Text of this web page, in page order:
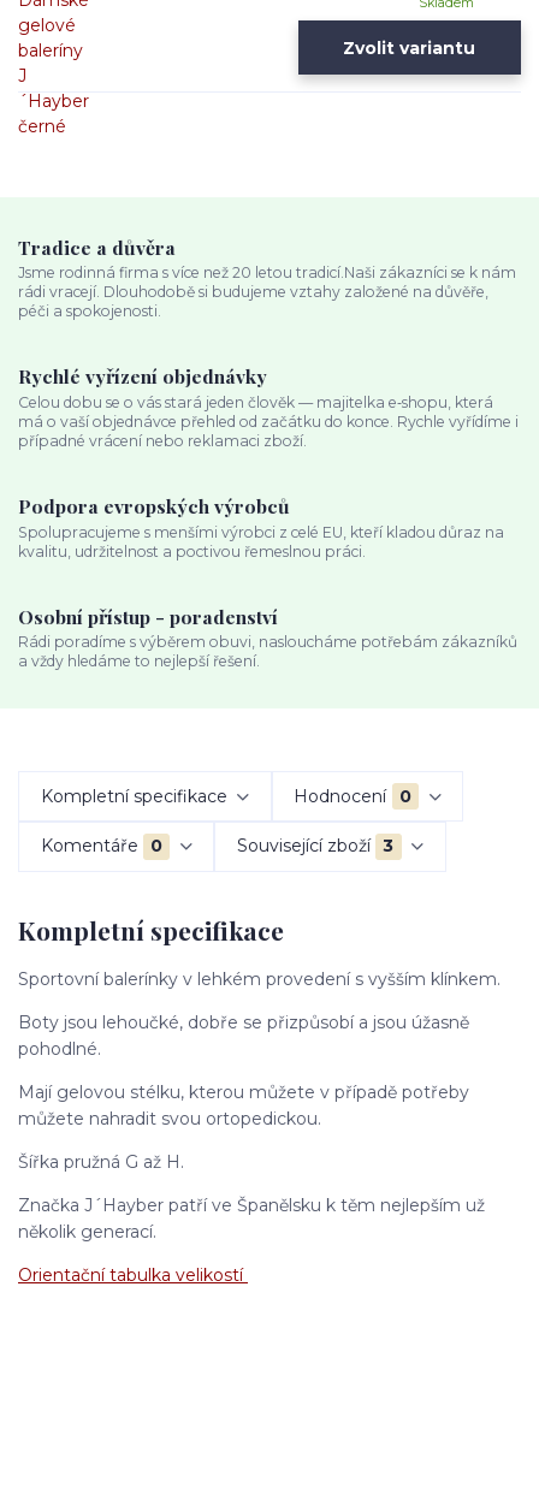
Zvolit variantu
Tradice a důvěra
Jsme rodinná firma s více než 20 letou tradicí.Naši zákazníci se k nám
rádi vracejí. Dlouhodobě si budujeme vztahy založené na důvěře,
péči a spokojenosti.
Rychlé vyřízení objednávky
Celou dobu se o vás stará jeden člověk — majitelka e‑shopu, která
má o vaší objednávce přehled od začátku do konce. Rychle vyřídíme i
případné vrácení nebo reklamaci zboží.
Podpora evropských výrobců
Spolupracujeme s menšími výrobci z celé EU, kteří kladou důraz na
kvalitu, udržitelnost a poctivou řemeslnou práci.
Osobní přístup - poradenství
Rádi poradíme s výběrem obuvi, nasloucháme potřebám zákazníků
a vždy hledáme to nejlepší řešení.
Kompletní specifikace Hodnocení 0
Komentáře 0 Související zboží 3
Kompletní specifikace
Sportovní balerínky v lehkém provedení s vyšším klínkem.
Boty jsou lehoučké, dobře se přizpůsobí a jsou úžasně
pohodlné.
Mají gelovou stélku, kterou můžete v případě potřeby
můžete nahradit svou ortopedickou.
Šířka pružná G až H.
Značka J´Hayber patří ve Španělsku k těm nejlepším už
několik generací.
Orientační tabulka velikostí